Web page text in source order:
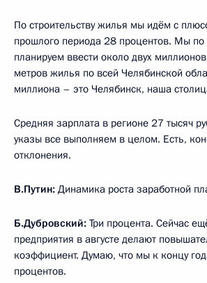
По строительству жилья мы идём с
прошлого периода 28 процентов. Мы по
планируем ввести около двух
метров жилья по всей Челябинской
миллиона – это Челябинск, наша
Средняя зарплата в регионе 27 тысяч
указы все выполняем в целом. Есть,
отклонения.
В.Путин: Динамика роста заработной
Б.Дубровский: Три процента. Сейчас
предприятия в августе делают
коэффициент. Думаю, что мы к концу
процентов.